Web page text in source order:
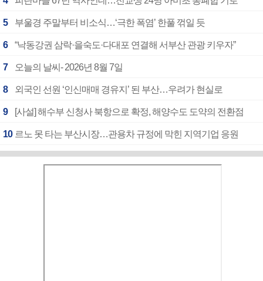
5 부울경 주말부터 비소식…‘극한 폭염’ 한풀 꺾일 듯
6 “낙동강권 삼락·을숙도·다대포 연결해 서부산 관광 키우자”
7 오늘의 날씨- 2026년 8월 7일
8 외국인 선원 ‘인신매매 경유지’ 된 부산…우려가 현실로
9 [사설] 해수부 신청사 북항으로 확정, 해양수도 도약의 전환점
10 르노 못 타는 부산시장…관용차 규정에 막힌 지역기업 응원